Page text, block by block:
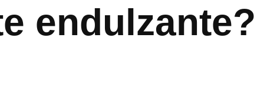
endulzante?